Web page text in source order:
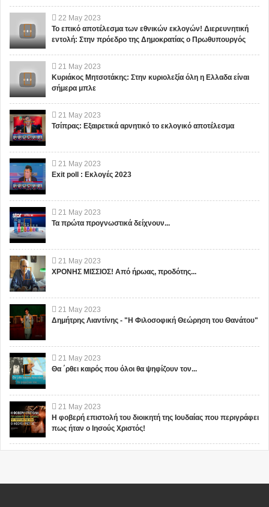
22 May 2023
Το επικό αποτέλεσμα των εθνικών εκλογών! Διερευνητική
εντολή: Στην πρόεδρο της Δημοκρατίας ο Πρωθυπουργός
21 May 2023
Κυριάκος Μητσοτάκης: Στην κυριολεξία όλη η Ελλαδα είναι
σήμερα μπλε
21 May 2023
Τσίπρας: Εξαιρετικά αρνητικό το εκλογικό αποτέλεσμα
21 May 2023
Exit poll : Εκλογές 2023
21 May 2023
Τα πρώτα προγνωστικά δείχνουν...
21 May 2023
ΧΡΟΝΗΣ ΜΙΣΣΙΟΣ! Από ήρωας, προδότης...
21 May 2023
Δημήτρης Λιαντίνης - "Η Φιλοσοφική Θεώρηση του Θανάτου"
21 May 2023
Θα ΄ρθει καιρός που όλοι θα ψηφίζουν τον...
21 May 2023
Η φοβερή επιστολή του διοικητή της Ιουδαίας που περιγράφει
πως ήταν ο Ιησούς Χριστός!